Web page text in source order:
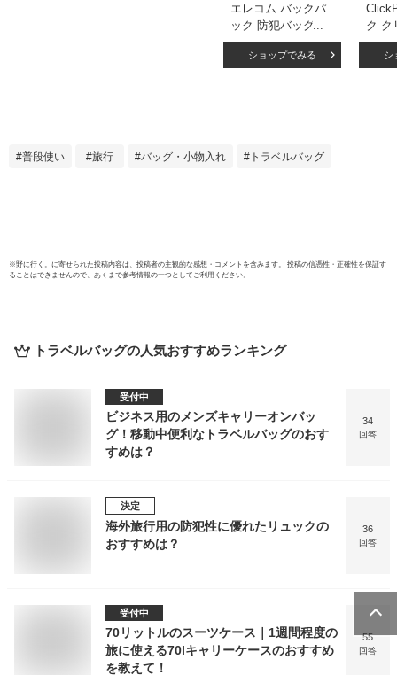
エレコム バックパ
ック 防犯バッグ 撥
水加工 スキミング
防止 大容量 28L ブ
ショップでみる
ク ク
エッ
コリ
シ
普段使い 旅行 バッグ・小物入れ トラベルバッグ
※野に行く。 に寄せられた投稿内容は、投稿者の主観的な感想・コメントを含みます。 投稿の信憑性・正確性を保証す
ることはできませんので、あくまで参考情報の一つとしてご利用ください。
トラベルバッグの人気おすすめランキング
受付中
ビジネス用のメンズキャリーオンバッ
グ！移動中便利なトラベルバッグのおす
すめは？
34
回答
決定
海外旅行用の防犯性に優れたリュックの
おすすめは？
36
回答
受付中
70リットルのスーツケース｜1週間程度の
旅に使える70lキャリーケースのおすすめ
を教えて！
55
回答